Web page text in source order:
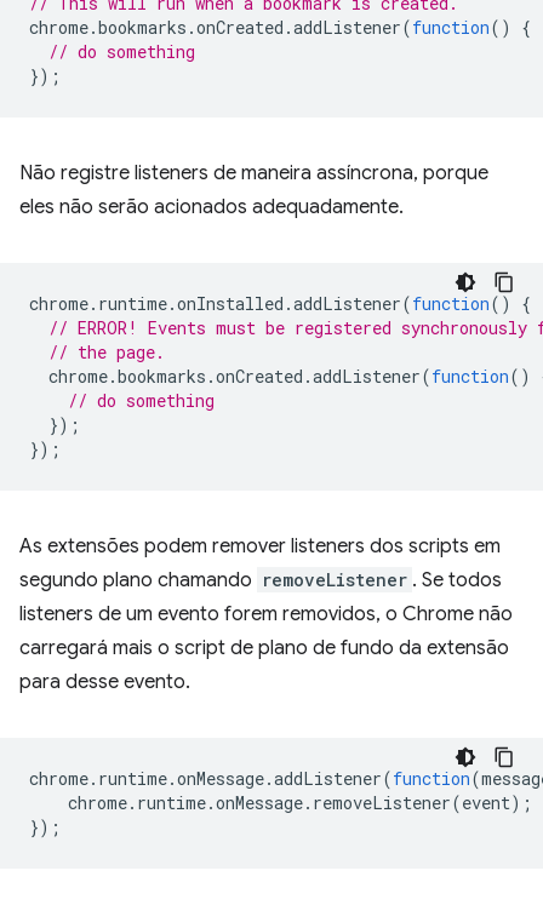
chrome.bookmarks .onCreated .addListener(function()
{
// do something
});
Não registre listeners de maneira assíncrona, porque
eles não serão acionados adequadamente.
chrome. runtime.onInstalled .addListener(function()
{
// ERROR! Events must be registered
// the page.
chrome.bookmarks .onCreated .addListener(function()
// do something
});
});
As extensões podem remover listeners dos scripts em
segundo plano chamando removeListener . Se todos
listeners de um evento forem removidos, o Chrome não
carregará mais o script de plano de fundo da extensão
para desse evento.
chrome. runtime.onMessage.addListener(function(
chrome. runtime.onMessage. removeListener(event);
});